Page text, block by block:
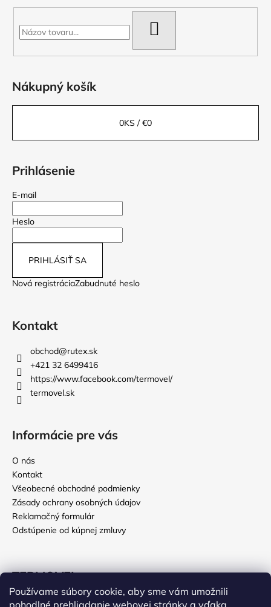
Používame súbory cookie, aby sme vám umožnili
pohodlné prehliadanie webovej stránky a vďaka
Nákupný košík
0KS /€0
Prihlásenie
E-mail
Heslo
PRIHLÁSIŤ SA
Nová registráciaZabudnuté heslo
Kontakt
obchod@rutex.sk
+421 32 6499416
https://www.facebook.com/termovel/
termovel.sk
Informácie pre vás
O nás
Kontakt
Všeobecné obchodné podmienky
Zásady ochrany osobných údajov
Reklamačný formulár
Odstúpenie od kúpnej zmluvy
TERMOVEL
Deň otcov